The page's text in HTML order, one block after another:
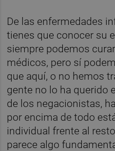
De las enfermedades
tienes que conocer su
siempre podemos
médicos, pero sí
que aquí, o no hemos
gente no lo ha querido
de los negacionistas,
por encima de todo
individual frente al
parece algo